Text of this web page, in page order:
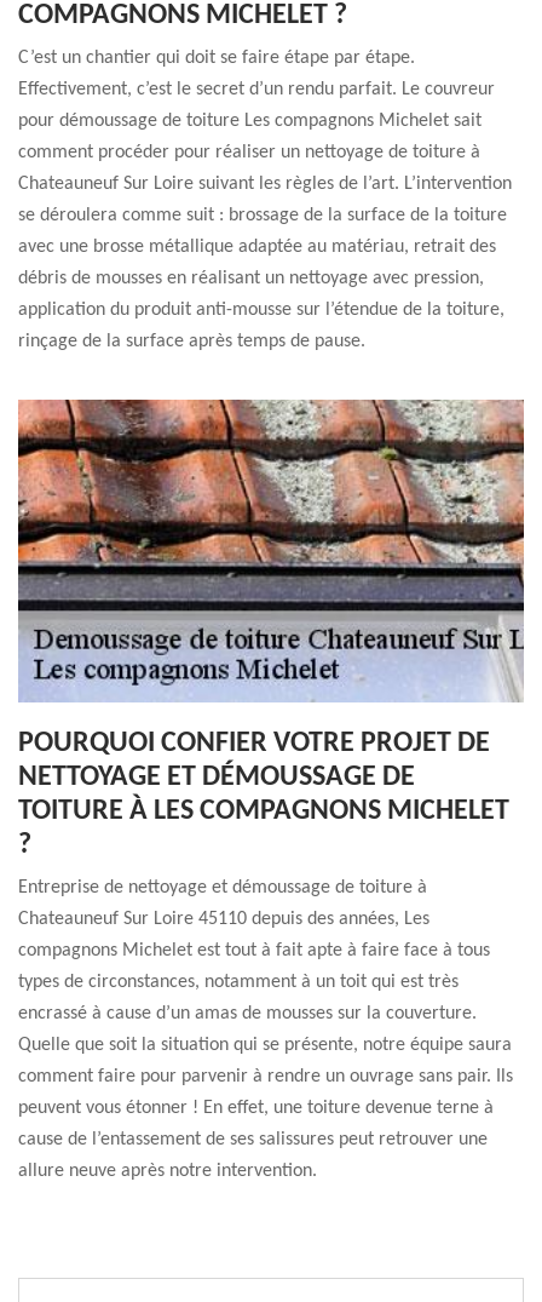
COMPAGNONS MICHELET ?
C’est un chantier qui doit se faire étape par étape.
Effectivement, c’est le secret d’un rendu parfait. Le couvreur
pour démoussage de toiture Les compagnons Michelet sait
comment procéder pour réaliser un nettoyage de toiture à
Chateauneuf Sur Loire suivant les règles de l’art. L’intervention
se déroulera comme suit : brossage de la surface de la toiture
avec une brosse métallique adaptée au matériau, retrait des
débris de mousses en réalisant un nettoyage avec pression,
application du produit anti-mousse sur l’étendue de la toiture,
rinçage de la surface après temps de pause.
POURQUOI CONFIER VOTRE PROJET DE
NETTOYAGE ET DÉMOUSSAGE DE
TOITURE À LES COMPAGNONS MICHELET
?
Entreprise de nettoyage et démoussage de toiture à
Chateauneuf Sur Loire 45110 depuis des années, Les
compagnons Michelet est tout à fait apte à faire face à tous
types de circonstances, notamment à un toit qui est très
encrassé à cause d’un amas de mousses sur la couverture.
Quelle que soit la situation qui se présente, notre équipe saura
comment faire pour parvenir à rendre un ouvrage sans pair. Ils
peuvent vous étonner ! En effet, une toiture devenue terne à
cause de l’entassement de ses salissures peut retrouver une
allure neuve après notre intervention.